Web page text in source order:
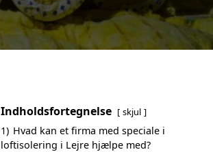
Indholdsfortegnelse skjul
1) Hvad kan et firma med speciale i
loftisolering i Lejre hjælpe med?